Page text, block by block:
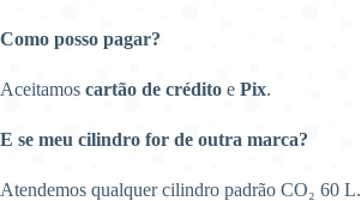
Como posso pagar?
Aceitamos cartão de crédito e Pix.
E se meu cilindro for de outra marca?
Atendemos qualquer cilindro padrão CO₂ 60 L.